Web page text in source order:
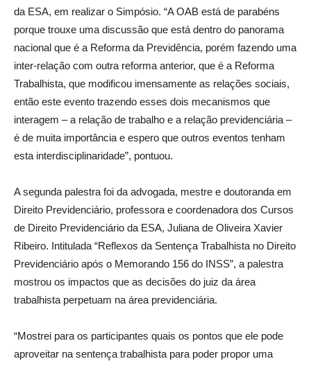
da ESA, em realizar o Simpósio. “A OAB está de parabéns
porque trouxe uma discussão que está dentro do panorama
nacional que é a Reforma da Previdência, porém fazendo uma
inter-relação com outra reforma anterior, que é a Reforma
Trabalhista, que modificou imensamente as relações sociais,
então este evento trazendo esses dois mecanismos que
interagem – a relação de trabalho e a relação previdenciária –
é de muita importância e espero que outros eventos tenham
esta interdisciplinaridade”, pontuou.
A segunda palestra foi da advogada, mestre e doutoranda em
Direito Previdenciário, professora e coordenadora dos Cursos
de Direito Previdenciário da ESA, Juliana de Oliveira Xavier
Ribeiro. Intitulada “Reflexos da Sentença Trabalhista no Direito
Previdenciário após o Memorando 156 do INSS”, a palestra
mostrou os impactos que as decisões do juiz da área
trabalhista perpetuam na área previdenciária.
“Mostrei para os participantes quais os pontos que ele pode
aproveitar na sentença trabalhista para poder propor uma